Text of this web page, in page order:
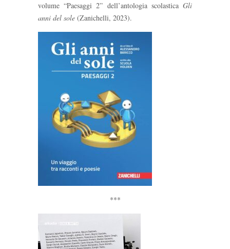
volume “Paesaggi 2” dell’antologia scolastica Gli
anni del sole (Zanichelli, 2023).
***